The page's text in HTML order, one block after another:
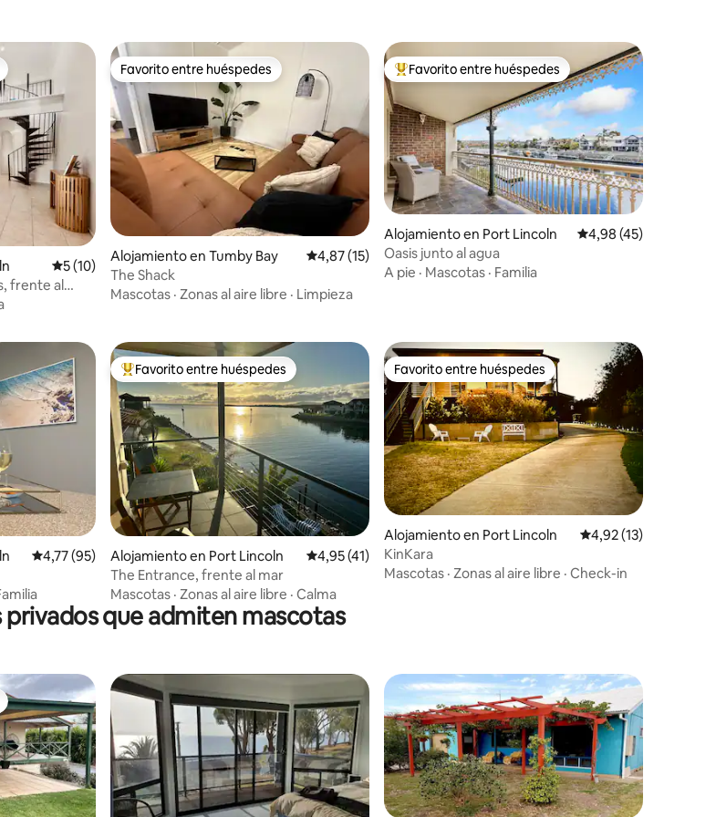
Calificación promedio: 5 de 5. 10 evaluaciones
5 (10)
frente al
Favorito entre huéspedes
Favorito entre huéspedes
Alojamiento en Tumby Bay Calificación promedio: 4,87 de 5. 15 evaluaciones
4,87 (15)
The Shack
Mascotas · Zonas al aire libre · Limpieza
Favorito entre los huéspedes más destacados
Favorito entre huéspedes
Alojamiento en Port Lincoln Calificación
4,98 (45)
Oasis junto al agua
A pie · Mascotas · Familia
Calificación promedio: 4,77 de 5. 95 evaluaciones
4,77 (95)
Favorito entre los huéspedes más destacados
Favorito entre huéspedes
Alojamiento en Port Lincoln Calificación promedio: 4,95 de 5. 41 evaluaciones
4,95 (41)
The Entrance, frente al mar
Mascotas · Zonas al aire libre · Calma
Favorito entre huéspedes
Favorito entre huéspedes
Alojamiento en Port Lincoln Calificación
4,92 (13)
KinKara
Mascotas · Zonas al aire libre · Check-in
que admiten mascotas